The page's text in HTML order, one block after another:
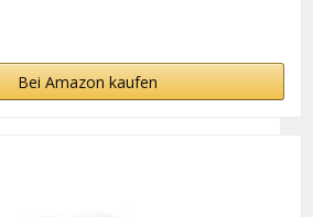
Bei Amazon kaufen